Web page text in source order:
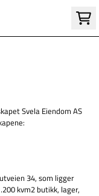
Svela Eiendom AS
34, som ligger
kvm2 butikk, lager,